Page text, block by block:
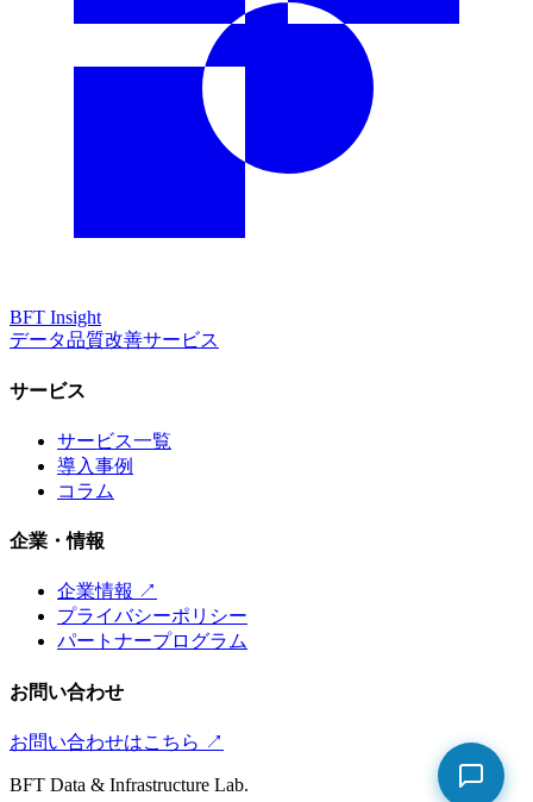
BFT Insight
データ品質改善サービス
サービス
サービス一覧
導入事例
コラム
企業・情報
企業情報 ↗
プライバシーポリシー
パートナープログラム
お問い合わせ
お問い合わせはこちら ↗
BFT Data & Infrastructure Lab.